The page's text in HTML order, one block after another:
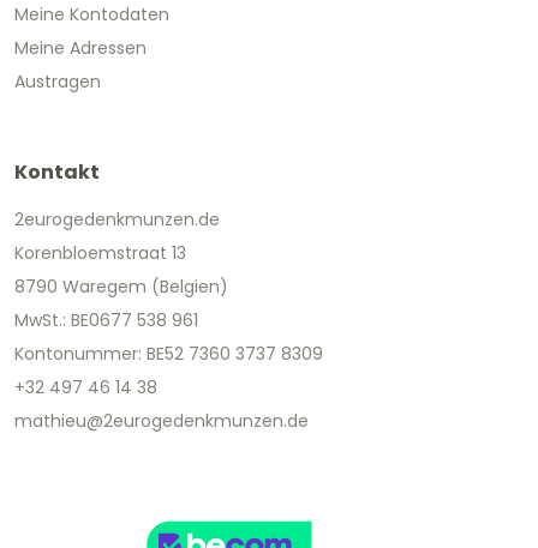
Meine Kontodaten
Meine Adressen
Austragen
Kontakt
2eurogedenkmunzen.de
Korenbloemstraat 13
8790 Waregem (Belgien)
MwSt.: BE0677 538 961
Kontonummer: BE52 7360 3737 8309
+32 497 46 14 38
mathieu@2eurogedenkmunzen.de